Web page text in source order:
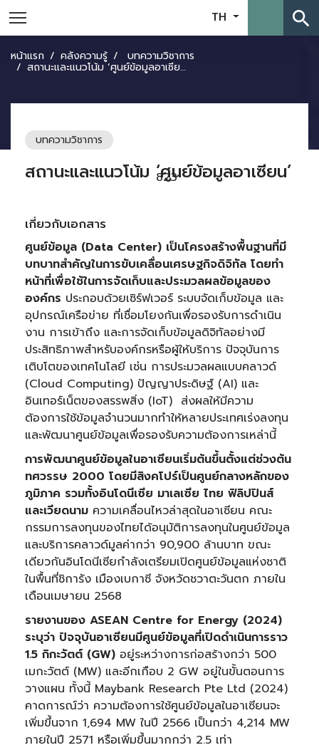
TH search
หน้าแรก คลังความรู้ บทความวิชาการ
สถานะและแนวโน้ม ‘ศูนย์ข้อมูลอาเซียน’
บทความวิชาการ
823
สถานะและแนวโน้ม ‘ศูนย์ข้อมูลอาเซียน’
เกี่ยวกับเอกสาร
ศูนย์ข้อมูล (Data Center) เป็นโครงสร้างพื้นฐานที่มี
บทบาทสำคัญในการขับเคลื่อนเศรษฐกิจดิจิทัล โดยทำ
หน้าที่เพื่อใช้ในการจัดเก็บและประมวลผลข้อมูลของ
องค์กร ประกอบด้วยเซิร์ฟเวอร์ ระบบจัดเก็บข้อมูล และ
อุปกรณ์เครือข่าย ที่เชื่อมโยงกันเพื่อรองรับการดำเนิน
งาน การเข้าถึง และการจัดเก็บข้อมูลดิจิทัลอย่างมี
ประสิทธิภาพสำหรับองค์กรหรือผู้ให้บริการ ปัจจุบันการ
เติบโตของเทคโนโลยี เช่น การประมวลผลแบบคลาวด์
(Cloud Computing) ปัญญาประดิษฐ์ (AI) และ
อินเทอร์เน็ตของสรรพสิ่ง (IoT) ส่งผลให้มีความ
ต้องการใช้ข้อมูลจำนวนมากทำให้หลายประเทศเร่งลงทุน
และพัฒนาศูนย์ข้อมูลเพื่อรองรับความต้องการเหล่านี้
การพัฒนาศูนย์ข้อมูลในอาเซียนเริ่มต้นขึ้นตั้งแต่ช่วงต้น
ทศวรรษ 2000 โดยมีสิงคโปร์เป็นศูนย์กลางหลักของ
ภูมิภาค รวมทั้งอินโดนีเซีย มาเลเซีย ไทย ฟิลิปปินส์
และเวียดนาม ความเคลื่อนไหวล่าสุดในอาเซียน คณะ
กรรมการลงทุนของไทยได้อนุมัติการลงทุนในศูนย์ข้อมูล
และบริการคลาวด์มูลค่ากว่า 90,900 ล้านบาท ขณะ
เดียวกันอินโดนีเซียกำลังเตรียมเปิดศูนย์ข้อมูลแห่งชาติ
ในพื้นที่ชิการัง เมืองเบกาซี จังหวัดชวาตะวันตก ภายใน
เดือนเมษายน 2568
รายงานของ ASEAN Centre for Energy (2024)
ระบุว่า ปัจจุบันอาเซียนมีศูนย์ข้อมูลที่เปิดดำเนินการราว
1.5 กิกะวัตต์ (GW) อยู่ระหว่างการก่อสร้างกว่า 500
เมกะวัตต์ (MW) และอีกเกือบ 2 GW อยู่ในขั้นตอนการ
วางแผน ทั้งนี้ Maybank Research Pte Ltd (2024)
คาดการณ์ว่า ความต้องการใช้ศูนย์ข้อมูลในอาเซียนจะ
เพิ่มขึ้นจาก 1,694 MW ในปี 2566 เป็นกว่า 4,214 MW
ภายในปี 2571 หรือเพิ่มขึ้นมากกว่า 2.5 เท่า